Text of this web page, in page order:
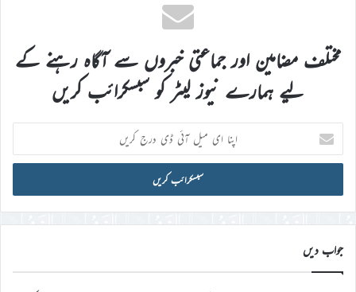
مختلف مضامین اور جماعتی خبروں سے آگاہ رہنے کے
لیے ہمارے نیوز لیٹر کو سبسکرائب کریں
اپنا
ای
میل
ڈی
درج
کریں
جواب دیں